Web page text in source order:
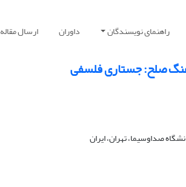
راهنمای نویسندگان داوران ارسال مقاله
صلح: جستاری فلسفی
صداوسیما، تهران، ایران